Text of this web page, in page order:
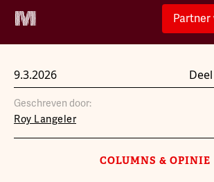
Partner
9.3.2026
Geschreven door:
Roy Langeler
COLUMNS & OPINIE